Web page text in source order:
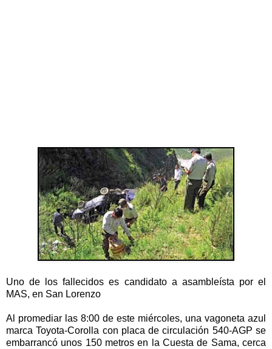
Uno de los fallecidos es candidato a asambleísta por el
MAS, en San Lorenzo
Al promediar las 8:00 de este miércoles, una vagoneta azul
marca Toyota-Corolla con placa de circulación 540-AGP se
embarrancó unos 150 metros en la Cuesta de Sama, cerca